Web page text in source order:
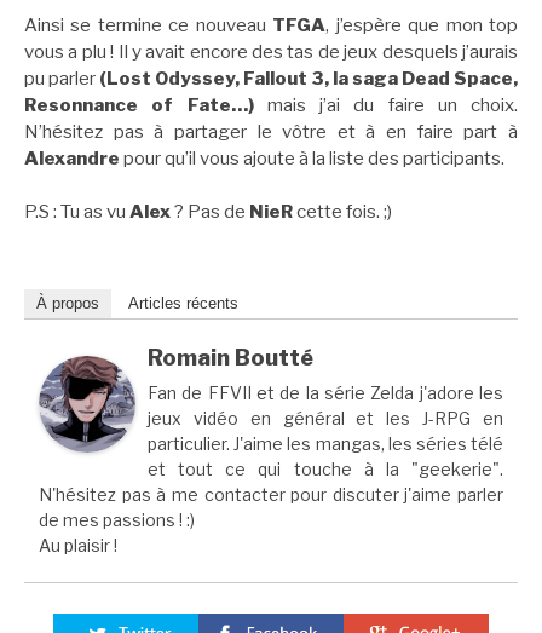
Ainsi se termine ce nouveau TFGA, j’espère que mon top
vous a plu ! Il y avait encore des tas de jeux desquels j’aurais
pu parler (Lost Odyssey, Fallout 3, la saga Dead Space,
Resonnance of Fate…)mais j’ai du faire un choix.
N’hésitez pas à partager le vôtre et à en faire part à
Alexandre pour qu’il vous ajoute à la liste des participants.
P.S : Tu as vu Alex? Pas de NieRcette fois. ;)
À propos Articles récents
Romain Boutté
Fan de FFVII et de la série Zelda j'adore les
jeux vidéo en général et les J-RPG en
particulier. J'aime les mangas, les séries télé
et tout ce qui touche à la "geekerie".
N'hésitez pas à me contacter pour discuter j'aime parler
de mes passions ! :)
Au plaisir !